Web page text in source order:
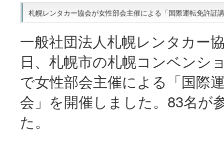
札幌レンタカー協会が女性部会主催による「国際運転免許証
一般社団法人札幌レンタカー
日、札幌市の札幌コンベンシ
で女性部会主催による「国際
会」を開催しました。83名が
た。